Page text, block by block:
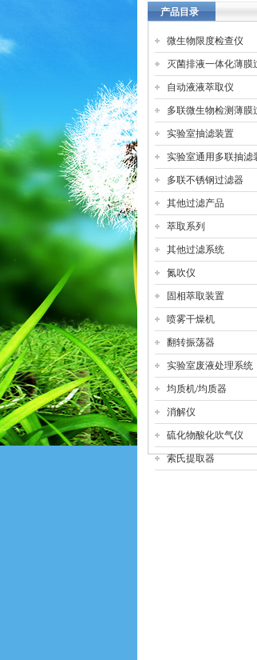
产品目录
微生物限度检查仪
灭菌排液一体化薄膜
自动液液萃取仪
多联微生物检测薄膜
实验室抽滤装置
实验室通用多联抽滤
多联不锈钢过滤器
其他过滤产品
萃取系列
其他过滤系统
氮吹仪
固相萃取装置
喷雾干燥机
翻转振荡器
实验室废液处理系统
均质机/均质器
消解仪
硫化物酸化吹气仪
索氏提取器